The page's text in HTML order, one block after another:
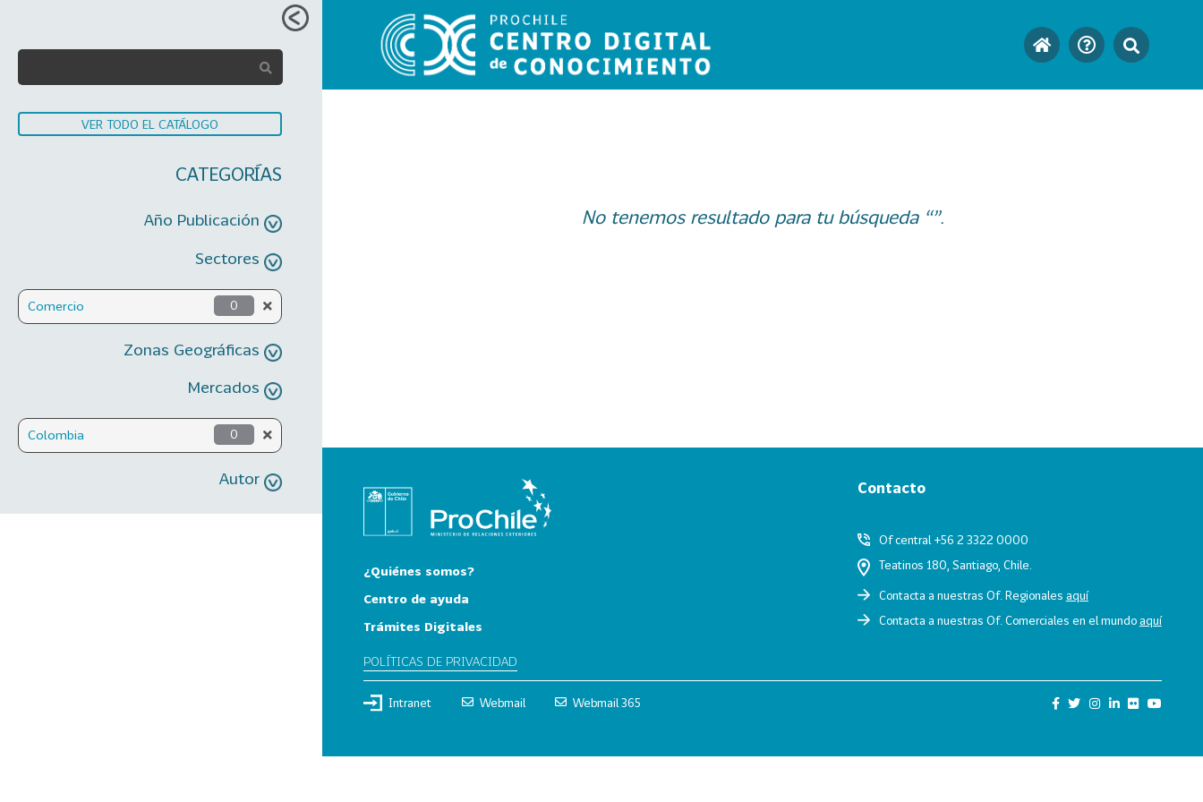
VER TODO EL CATÁLOGO
CATEGORÍAS
Año Publicación
Sectores
Comercio 0
Zonas Geográficas
Mercados
Colombia 0
Autor
No tenemos resultado para tu búsqueda “”.
¿Quiénes somos?
Centro de ayuda
Trámites Digitales
POLÍTICAS DE PRIVACIDAD
Contacto
Of central +56 2 3322 0000
Teatinos 180, Santiago, Chile.
Contacta a nuestras Of. Regionales aquí
Contacta a nuestras Of. Comerciales en el mundoaquí
Intranet Webmail Webmail 365